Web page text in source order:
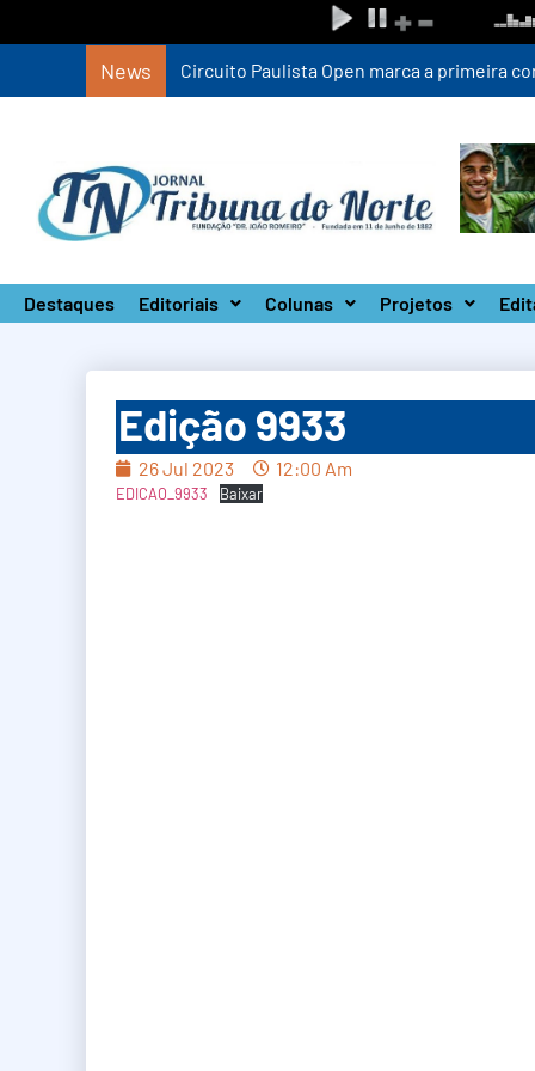
News Circuito Paulista Open marca a primeira
Destaques Editoriais Colunas Projetos
Edição 9933
26 Jul 2023 12:00 Am
EDICAO_9933 Baixar